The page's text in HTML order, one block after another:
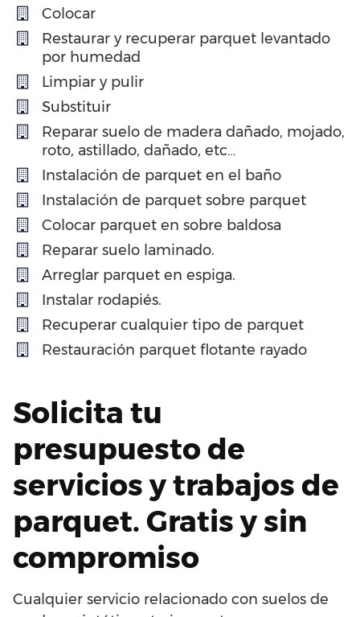
Colocar
Restaurar y recuperar parquet levantado
por humedad
Limpiar y pulir
Substituir
Reparar suelo de madera dañado, mojado,
roto, astillado, dañado, etc…
Instalación de parquet en el baño
Instalación de parquet sobre parquet
Colocar parquet en sobre baldosa
Reparar suelo laminado.
Arreglar parquet en espiga.
Instalar rodapiés.
Recuperar cualquier tipo de parquet
Restauración parquet flotante rayado
Solicita tu
presupuesto de
servicios y trabajos de
parquet. Gratis y sin
compromiso
Cualquier servicio relacionado con suelos de